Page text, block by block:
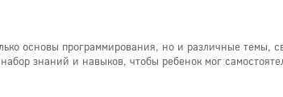
основы программирования, но и различные темы,
знаний и навыков, чтобы ребенок мог